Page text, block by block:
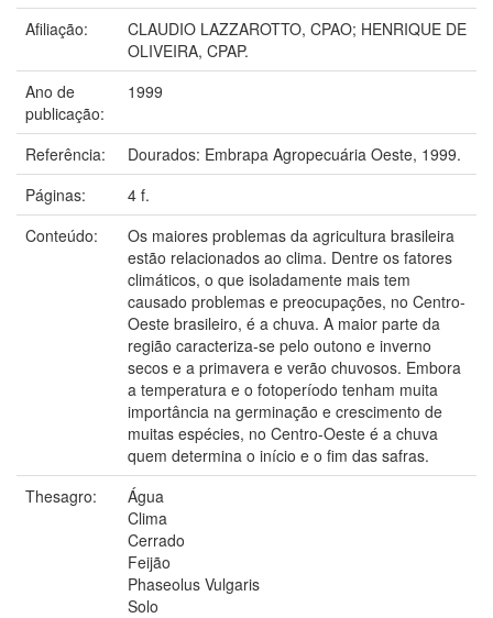
Afiliação:
CLAUDIO LAZZAROTTO, CPAO; HENRIQUE DE
OLIVEIRA, CPAP.
Ano de
publicação:
1999
Referência:
Dourados: Embrapa Agropecuária Oeste, 1999.
Páginas:
4 f.
Conteúdo:
Os maiores problemas da agricultura brasileira
estão relacionados ao clima. Dentre os fatores
climáticos, o que isoladamente mais tem
causado problemas e preocupações, no Centro-
Oeste brasileiro, é a chuva. A maior parte da
região caracteriza-se pelo outono e inverno
secos e a primavera e verão chuvosos. Embora
a temperatura e o fotoperíodo tenham muita
importância na germinação e crescimento de
muitas espécies, no Centro-Oeste é a chuva
quem determina o início e o fim das safras.
Thesagro:
Água
Clima
Cerrado
Feijão
Phaseolus Vulgaris
Solo